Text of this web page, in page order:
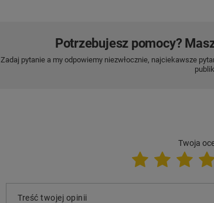
Potrzebujesz pomocy?
Zadaj pytanie a my odpowiemy niezwłocznie, najciekawsze
Twoja
Treść twojej opinii